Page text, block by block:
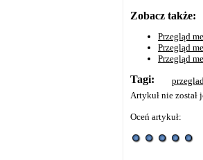
Zobacz także:
Przegląd
Przegląd
Przegląd
Tagi:
Artykuł nie został
Oceń artykuł: